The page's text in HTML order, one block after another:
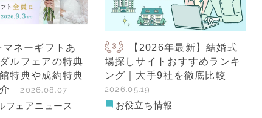
マネーギフトあ
ルフェアの特典
特典や成約特典
2026.08.07
フェアニュース
【2026年最新】結婚式
場探しサイトおすすめランキ
ング｜大手9社を徹底比較
2026.05.19
お役立ち情報